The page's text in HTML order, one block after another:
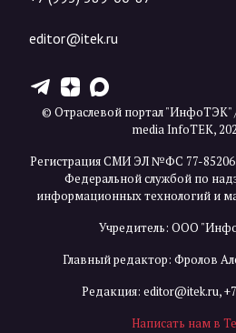
editor@itek.ru
T Z X
© Отраслевой портал "ИнфоТЭК"
media InfoTEK,
Регистрация СМИ ЭЛ №ФС 77-85206
Федеральной службой по
информационных технологий и
Учредитель: ООО
Главный редактор: Фролов
Редакция: editor@itek.ru,
Написать нам в